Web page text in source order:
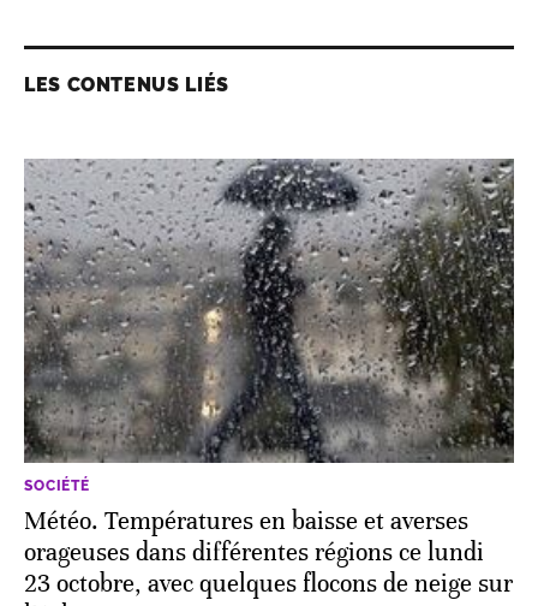
LES CONTENUS LIÉS
SOCIÉTÉ
Météo. Températures en baisse et averses
orageuses dans différentes régions ce lundi
23 octobre, avec quelques flocons de neige sur